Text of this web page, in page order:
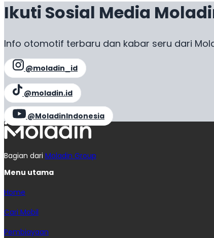
Ikuti Sosial Media
Info otomotif terbaru dan kabar seru dari
@moladin_id
@moladin.id
@MoladinIndonesia
Bagian dari Moladin Group
Menu utama
Home
Cari Mobil
Pembiayaan